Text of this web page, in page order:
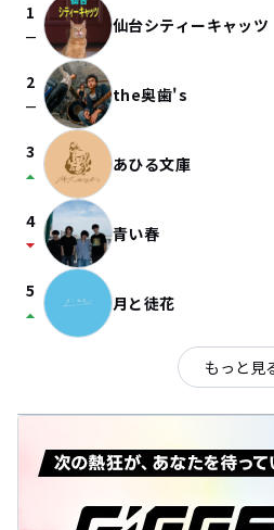
1
check_indeterminate_small 仙台シティーキャッツ
2
check_indeterminate_small the奥歯's
3
arrow_drop_up あひる文庫
4
arrow_drop_down 青い春
5
arrow_drop_up 月と徒花
もっと見